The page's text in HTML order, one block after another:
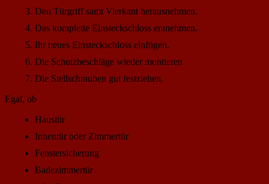
Den Türgriff samt Vierkant herausnehmen.
Das komplette Einsteckschloss entnehmen.
Ihr neues Einsteckschloss einfügen.
Die Schutzbeschläge wieder montieren
Die Stellschrauben gut festziehen.
Egal, ob
Haustür
Innentür oder Zimmertür
Fenstersicherung
Badezimmertür